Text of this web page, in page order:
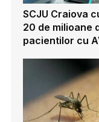
SCJU Craiova
20 de milioane
pacientilor cu